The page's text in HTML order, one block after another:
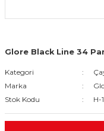
Glore Black Line 34
Kategori
Marka
Stok Kodu
H-